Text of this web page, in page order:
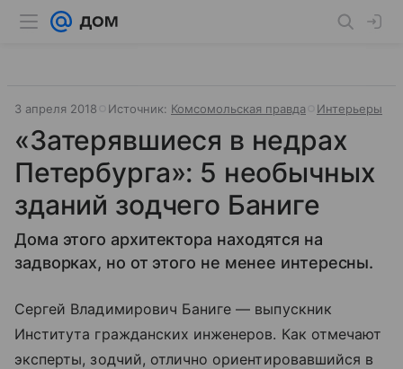
3 апреля 2018 Источник: Комсомольская правда Интерьеры
«Затерявшиеся в недрах
Петербурга»: 5 необычных
зданий зодчего Баниге
Дома этого архитектора находятся на
задворках, но от этого не менее интересны.
Сергей Владимирович Баниге — выпускник
Института гражданских инженеров. Как отмечают
эксперты, зодчий, отлично ориентировавшийся в